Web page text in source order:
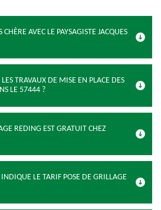
CHÈRE AVEC LE PAYSAGISTE JACQUES
TRAVAUX DE MISE EN PLACE DES
LE 57444 ?
REDING EST GRATUIT CHEZ
INDIQUE LE TARIF POSE DE GRILLAGE